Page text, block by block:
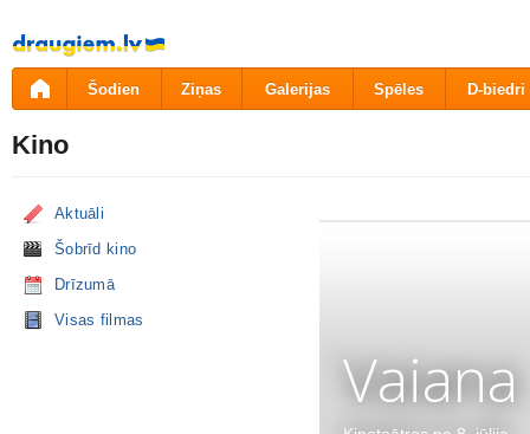
Pāriet
uz
saturu
Šodien Ziņas Galerijas Spēles D-biedri
Kino
Aktuāli
Šobrīd kino
Drīzumā
Visas filmas
Vaiana